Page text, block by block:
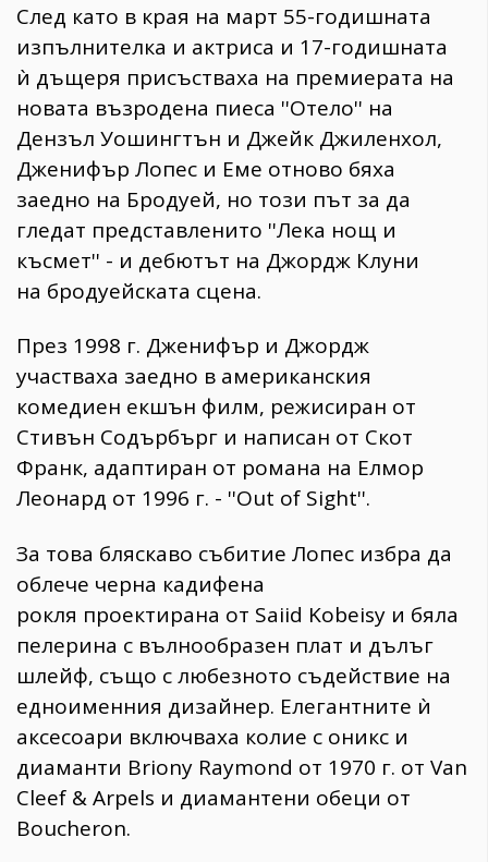
1817
ПОСЛЕДВАЙТЕ
НИ
След като в края на март 55-годишната
изпълнителка и актриса и 17-годишната
ѝ дъщеря присъстваха на премиерата на
новата възродена пиеса ''Отело'' на
Дензъл Уошингтън и Джейк Джиленхол,
Дженифър Лопес и Еме отново бяха
заедно на Бродуей, но този път за да
гледат представленито ''Лека нощ и
късмет'' - и дебютът на Джордж Клуни
на бродуейската сцена.
През 1998 г. Дженифър и Джордж
участваха заедно в американския
комедиен екшън филм, режисиран от
Стивън Содърбърг и написан от Скот
Франк, адаптиран от романа на Елмор
Леонард от 1996 г. - ''Out of Sight''.
За това бляскаво събитие Лопес избра да
облече черна кадифена
рокля проектирана от Saiid Kobeisy и бяла
пелерина с вълнообразен плат и дълъг
шлейф, също с любезното съдействие на
едноименния дизайнер. Елегантните ѝ
аксесоари включваха колие с оникс и
диаманти Briony Raymond от 1970 г. от Van
Cleef & Arpels и диамантени обеци от
Boucheron.